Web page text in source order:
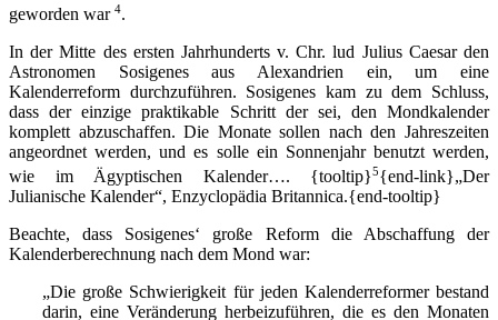
geworden war 4.
In der Mitte des ersten Jahrhunderts v. Chr. lud Julius Caesar den
Astronomen Sosigenes aus Alexandrien ein, um eine
Kalenderreform durchzuführen. Sosigenes kam zu dem Schluss,
dass der einzige praktikable Schritt der sei, den Mondkalender
komplett abzuschaffen. Die Monate sollen nach den Jahreszeiten
angeordnet werden, und es solle ein Sonnenjahr benutzt werden,
wie im Ägyptischen Kalender…. {tooltip}5{end-link}„Der
Julianische Kalender“, Enzyclopädia Britannica.{end-tooltip}
Beachte, dass Sosigenes‘ große Reform die Abschaffung der
Kalenderberechnung nach dem Mond war:
„Die große Schwierigkeit für jeden Kalenderreformer bestand
darin, eine Veränderung herbeizuführen, die es den Monaten